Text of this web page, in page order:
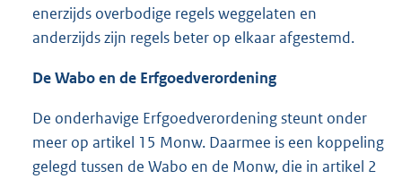
enerzijds overbodige regels weggelaten en
anderzijds zijn regels beter op elkaar afgestemd.
De Wabo en de Erfgoedverordening
De onderhavige Erfgoedverordening steunt onder
meer op artikel 15 Monw. Daarmee is een koppeling
gelegd tussen de Wabo en de Monw, die in artikel 2